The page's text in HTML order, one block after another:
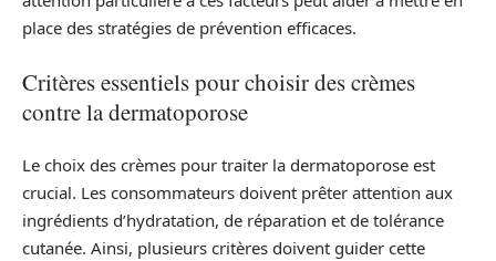
place des stratégies de prévention efficaces.
Critères essentiels pour choisir des crèmes
contre la dermatoporose
Le choix des crèmes pour traiter la dermatoporose est
crucial. Les consommateurs doivent prêter attention aux
ingrédients d’hydratation, de réparation et de tolérance
cutanée. Ainsi, plusieurs critères doivent guider cette